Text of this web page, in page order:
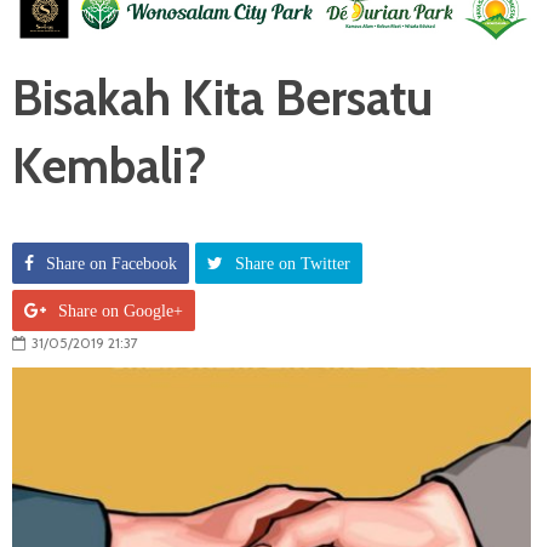
Bisakah Kita Bersatu
Kembali?
Share on Facebook Share on Twitter
Share on Google+
31/05/2019 21:37